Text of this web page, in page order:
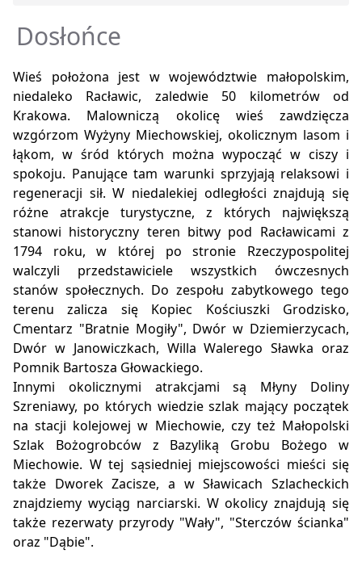
Dosłońce
Wieś położona jest w województwie małopolskim,
niedaleko Racławic, zaledwie 50 kilometrów od
Krakowa. Malowniczą okolicę wieś zawdzięcza
wzgórzom Wyżyny Miechowskiej, okolicznym lasom i
łąkom, w śród których można wypocząć w ciszy i
spokoju. Panujące tam warunki sprzyjają relaksowi i
regeneracji sił. W niedalekiej odległości znajdują się
różne atrakcje turystyczne, z których największą
stanowi historyczny teren bitwy pod Racławicami z
1794 roku, w której po stronie Rzeczypospolitej
walczyli przedstawiciele wszystkich ówczesnych
stanów społecznych. Do zespołu zabytkowego tego
terenu zalicza się Kopiec Kościuszki Grodzisko,
Cmentarz "Bratnie Mogiły", Dwór w Dziemierzycach,
Dwór w Janowiczkach, Willa Walerego Sławka oraz
Pomnik Bartosza Głowackiego.
Innymi okolicznymi atrakcjami są Młyny Doliny
Szreniawy, po których wiedzie szlak mający początek
na stacji kolejowej w Miechowie, czy też Małopolski
Szlak Bożogrobców z Bazyliką Grobu Bożego w
Miechowie. W tej sąsiedniej miejscowości mieści się
także Dworek Zacisze, a w Sławicach Szlacheckich
znajdziemy wyciąg narciarski. W okolicy znajdują się
także rezerwaty przyrody "Wały", "Sterczów ścianka"
oraz "Dąbie".